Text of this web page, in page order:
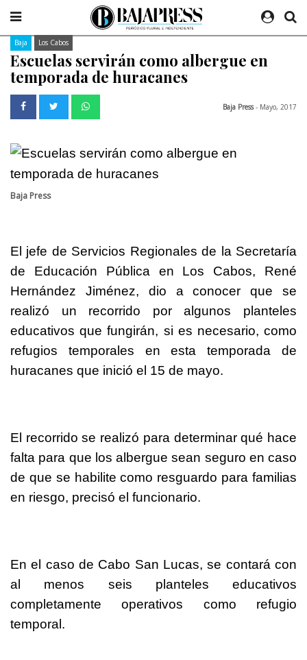
Baja Los Cabos
Escuelas servirán como albergue en
temporada de huracanes
Baja Press - Mayo, 2017
Baja Press
El jefe de Servicios Regionales de la Secretaría
de Educación Pública en Los Cabos, René
Hernández Jiménez, dio a conocer que se
realizó un recorrido por algunos planteles
educativos que fungirán, si es necesario, como
refugios temporales en esta temporada de
huracanes que inició el 15 de mayo.
El recorrido se realizó para determinar qué hace
falta para que los albergue sean seguro en caso
de que se habilite como resguardo para familias
en riesgo, precisó el funcionario.
En el caso de Cabo San Lucas, se contará con
al menos seis planteles educativos
completamente operativos como refugio
temporal.